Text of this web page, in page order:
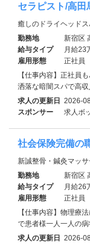
セラピスト/高田
癒しのドライヘッド
勤務地
新宿区
給与タイプ
月給23
雇用形態
正社員
【仕事内容】正社員
洒落な暗闇スパで高
求人の更新日 2026-
スポンサー
求人ボ
社会保険完備の
新誠整骨・鍼灸マッ
勤務地
新宿区
給与タイプ
月給26
雇用形態
正社員
【仕事内容】物理療
で患者様一人一人の
求人の更新日 2026-